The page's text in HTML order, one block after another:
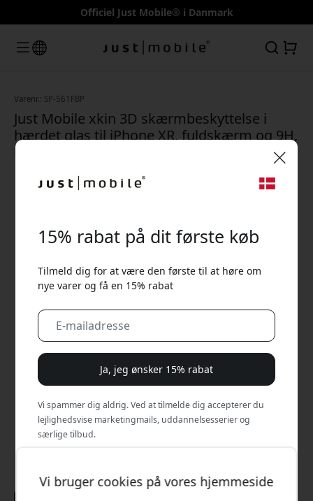
Officiel Just Mobile® i Danmark
Varenr.: SP-561FBP
Just Mobile xkin 3D skærmbeskyttelse i
hærdet glas til iPhone XR, fuldskærm og 9H,
bulkpakket til butik
Vi bruger cookies på vores hjemmeside
15% rabat på dit første køb
Tilmeld dig for at være den første til at høre om
nye varer og få en 15% rabat
Ja, jeg ønsker 15% rabat
Vi spammer dig aldrig. Ved at tilmelde dig accepterer du
lejlighedsvise marketingmails, uddannelsesserier og
særlige tilbud.
🎉 Din rabatkode: